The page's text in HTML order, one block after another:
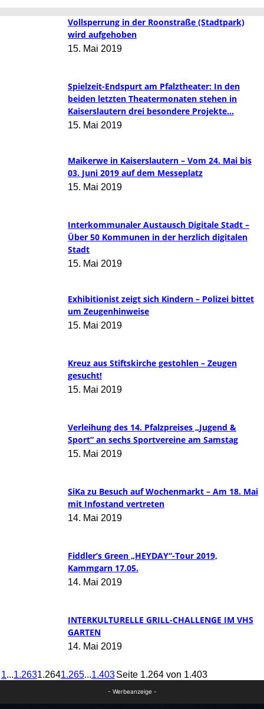
Vollsperrung in der Roonstraße (Stadtpark)
wird aufgehoben
15. Mai 2019
Spielzeit-Endspurt am Pfalztheater: In den
beiden letzten Theatermonaten stehen in
Kaiserslautern drei besondere Projekte...
15. Mai 2019
Maikerwe in Kaiserslautern – Vom 24. Mai bis
03. Juni 2019 auf dem Messeplatz
15. Mai 2019
Interkommunaler Austausch Digitale Stadt –
Über 50 Kommunen in der herzlich digitalen
Stadt
15. Mai 2019
Exhibitionist zeigt sich Kindern – Polizei bittet
um Zeugenhinweise
15. Mai 2019
Kreuz aus Stiftskirche gestohlen – Zeugen
gesucht!
15. Mai 2019
Verleihung des 14. Pfalzpreises „Jugend &
Sport“ an sechs Sportvereine am Samstag
15. Mai 2019
SiKa zu Besuch auf Wochenmarkt – Am 18. Mai
mit Infostand vertreten
14. Mai 2019
Fiddler’s Green „HEYDAY“-Tour 2019,
Kammgarn 17.05.
14. Mai 2019
INTERKULTURELLE GRILL-CHALLENGE IM VHS
GARTEN
14. Mai 2019
1...1.2631.2641.265...1.403Seite 1.264 von 1.403
- Werbeanzeige -